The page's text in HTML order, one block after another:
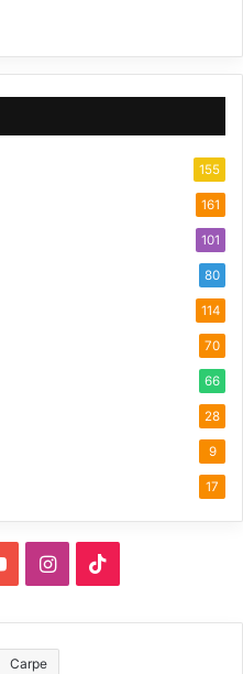
155
161
101
80
114
70
66
28
9
17
u
I
s
Carpe